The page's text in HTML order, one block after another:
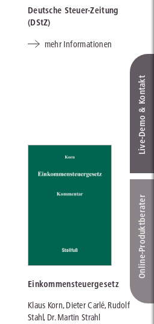
Deutsche Steuer-Zeitung
(DStZ)
mehr Informationen
Einkommensteuergesetz
Klaus Korn, Dieter Carlé, Rudolf
Stahl, Dr. Martin Strahl
Live‑Demo & Kontakt
Online-Produkt­berater